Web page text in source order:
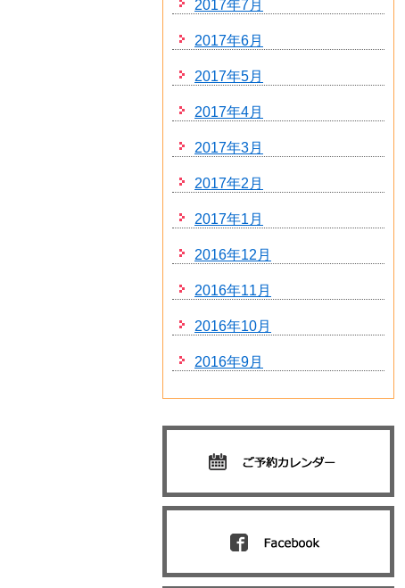
2017年7月
2017年6月
2017年5月
2017年4月
2017年3月
2017年2月
2017年1月
2016年12月
2016年11月
2016年10月
2016年9月